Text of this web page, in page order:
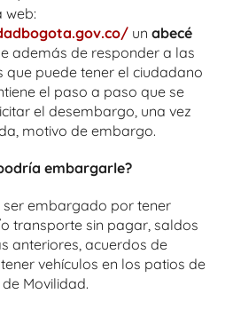
web:
un abecé
además de responder a las
que puede tener el ciudadano
el paso a paso que se
el desembargo, una vez
motivo de embargo.
embargarle?
ser embargado por tener
transporte sin pagar, saldos
anteriores, acuerdos de
vehículos en los patios de
Movilidad.